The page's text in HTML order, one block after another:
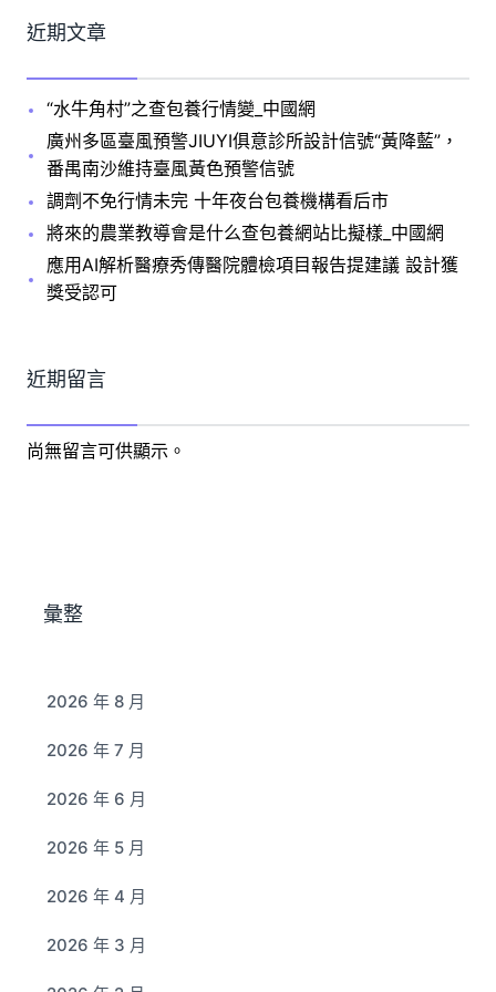
近期文章
“水牛角村”之查包養行情變_中國網
廣州多區臺風預警JIUYI俱意診所設計信號“黃降藍”，
番禺南沙維持臺風黃色預警信號
調劑不免行情未完 十年夜台包養機構看后市
將來的農業教導會是什么查包養網站比擬樣_中國網
應用AI解析醫療秀傳醫院體檢項目報告提建議 設計獲
獎受認可
近期留言
尚無留言可供顯示。
彙整
2026 年 8 月
2026 年 7 月
2026 年 6 月
2026 年 5 月
2026 年 4 月
2026 年 3 月